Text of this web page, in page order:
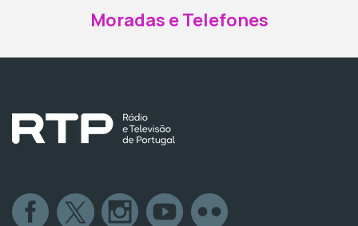
Moradas e Telefones